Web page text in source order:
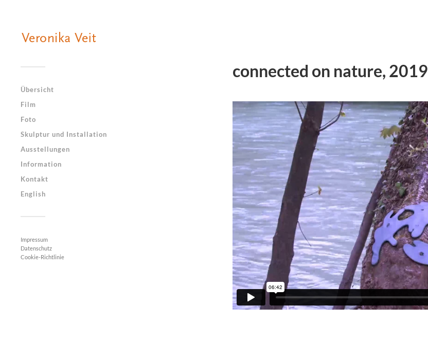
Übersicht
Film
Foto
Skulptur und Installation
Ausstellungen
Information
Kontakt
English
Impressum
Datenschutz
Cookie-Richtlinie
connected on nature, 2019